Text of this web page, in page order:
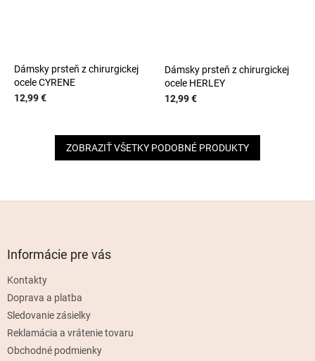
Dámsky prsteň z chirurgickej
ocele CYRENE
12,99 €
Dámsky prsteň z chirurgickej
ocele HERLEY
12,99 €
ZOBRAZIŤ VŠETKY PODOBNÉ PRODUKTY
Informácie pre vás
Kontakty
Doprava a platba
Sledovanie zásielky
Reklamácia a vrátenie tovaru
Obchodné podmienky